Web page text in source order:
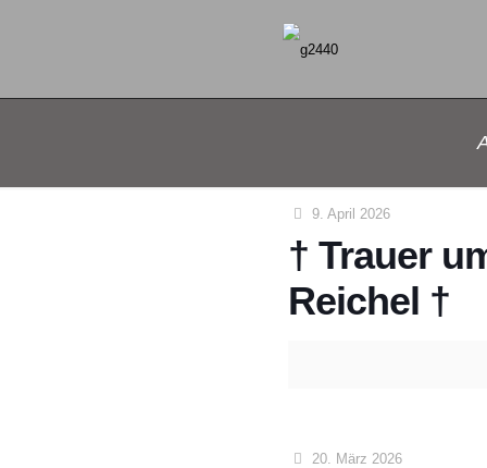
9. April 2026
† Trauer
Reichel †
20. März 2026